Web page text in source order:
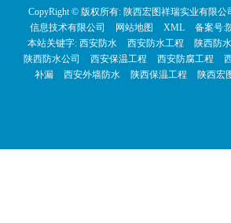
CopyRight © 版权所有: 陕西宏图祥瑞实业有限公
信息技术有限公司
网站地图 XML 备案号:
本站关键字: 西安防水 西安防水工程 陕西防
陕西防水公司
西安保温工程 西安防腐工程
补漏
西安外墙防水 陕西保温工程 陕西宏